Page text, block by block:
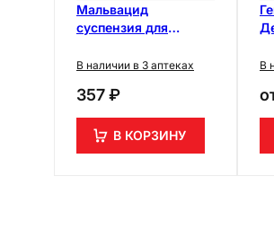
Мальвацид
суспензия для
10 шт
В наличии в 3 аптеках
357 ₽
В КОРЗИНУ
В